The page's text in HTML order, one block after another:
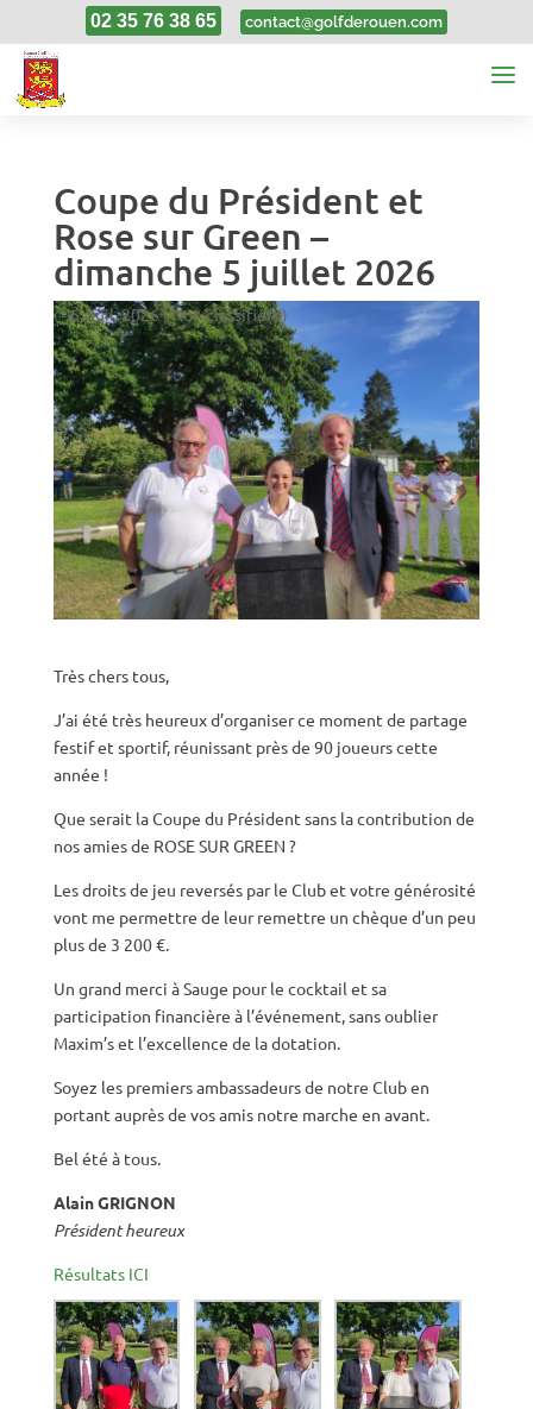
02 35 76 38 65 contact@golfderouen.com
Coupe du Président et
Rose sur Green –
dimanche 5 juillet 2026
6, Juil, 2026|Non classifié(e)
Très chers tous,
J’ai été très heureux d’organiser ce moment de partage
festif et sportif, réunissant près de 90 joueurs cette
année !
Que serait la Coupe du Président sans la contribution de
nos amies de ROSE SUR GREEN ?
Les droits de jeu reversés par le Club et votre générosité
vont me permettre de leur remettre un chèque d’un peu
plus de 3 200 €.
Un grand merci à Sauge pour le cocktail et sa
participation financière à l’événement, sans oublier
Maxim’s et l’excellence de la dotation.
Soyez les premiers ambassadeurs de notre Club en
portant auprès de vos amis notre marche en avant.
Bel été à tous.
Alain GRIGNON
Président heureux
Résultats ICI